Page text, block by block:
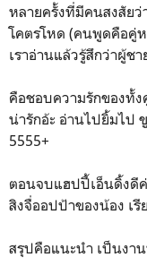
หลายครั้งที่มีคนสงสัยว่
โคตรโหด (คนพูดคือคู่
เราอ่านแล้วรู้สึกว่าผู้ช
คือชอบความรักของทั้ง
น่ารักอ้ะ อ่านไปยิ้มไป
5555+
ตอนจบแฮปปี้เอ็นดิ้งดี
สิงจื่ออปป้าของน้อง เรี
สรุปคือแนะนำ เป็นงา